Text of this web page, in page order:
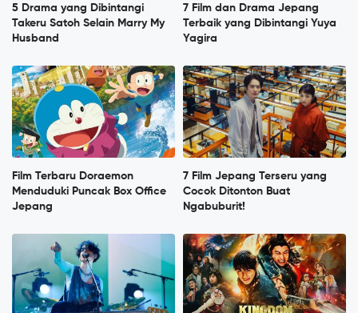
5 Drama yang Dibintangi
Takeru Satoh Selain Marry My
Husband
7 Film dan Drama Jepang
Terbaik yang Dibintangi Yuya
Yagira
Film Terbaru Doraemon
Menduduki Puncak Box Office
Jepang
7 Film Jepang Terseru yang
Cocok Ditonton Buat
Ngabuburit!